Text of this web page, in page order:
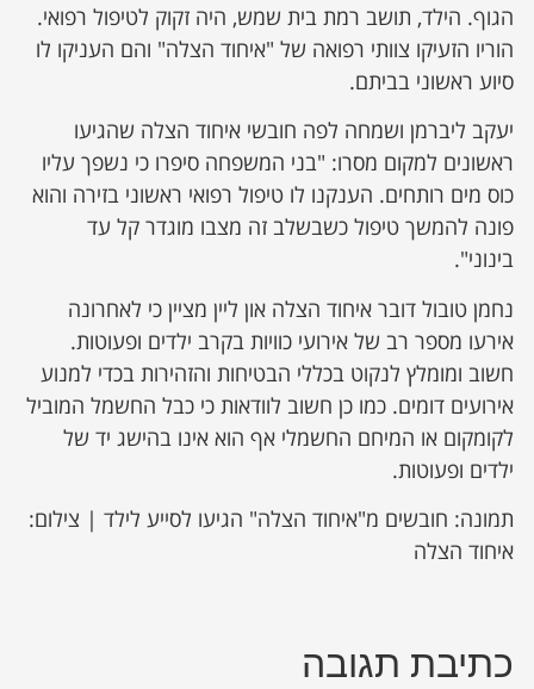
הגוף. הילד, תושב רמת בית שמש, היה זקוק לטיפול רפואי.
הוריו הזעיקו צוותי רפואה של "איחוד הצלה" והם העניקו לו
סיוע ראשוני בביתם.
יעקב ליברמן ושמחה לפה חובשי איחוד הצלה שהגיעו
ראשונים למקום מסרו: "בני המשפחה סיפרו כי נשפך עליו
כוס מים רותחים. הענקנו לו טיפול רפואי ראשוני בזירה והוא
פונה להמשך טיפול כשבשלב זה מצבו מוגדר קל עד
בינוני".
נחמן טובול דובר איחוד הצלה און ליין מציין כי לאחרונה
אירעו מספר רב של אירועי כוויות בקרב ילדים ופעוטות.
חשוב ומומלץ לנקוט בכללי הבטיחות והזהירות בכדי למנוע
אירועים דומים. כמו כן חשוב לוודאות כי כבל החשמל המוביל
לקומקום או המיחם החשמלי אף הוא אינו בהישג יד של
ילדים ופעוטות.
תמונה: חובשים מ"איחוד הצלה" הגיעו לסייע לילד | צילום:
איחוד הצלה
כתיבת תגובה